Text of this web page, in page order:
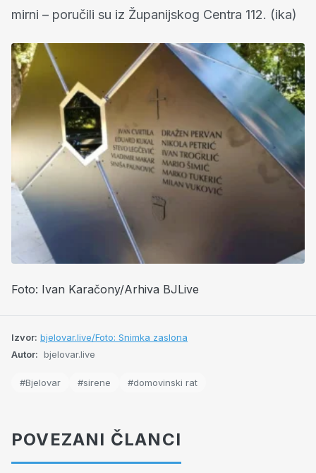
mirni – poručili su iz Županijskog Centra 112. (ika)
Foto: Ivan Karačony/Arhiva BJLive
Izvor: bjelovar.live/Foto: Snimka zaslona
Autor: bjelovar.live
#Bjelovar #sirene #domovinski rat
POVEZANI ČLANCI